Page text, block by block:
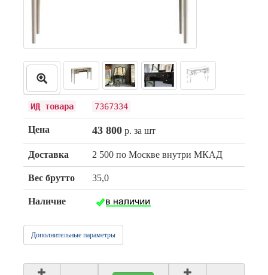
ИД товара 7367334
Цена 43 800р. за шт
Доставка 2 500 по Москве внутри МКАД
Вес брутто 35,0
Наличие
Дополнительные параметры